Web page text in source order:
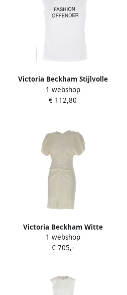
Victoria Beckham Stijlvolle
Tanktop voor Vrouwen
White Dames
1 webshop
€ 112,80
Victoria Beckham Witte
Crepe Jurk met Ruches
White Dames
1 webshop
€ 705,-